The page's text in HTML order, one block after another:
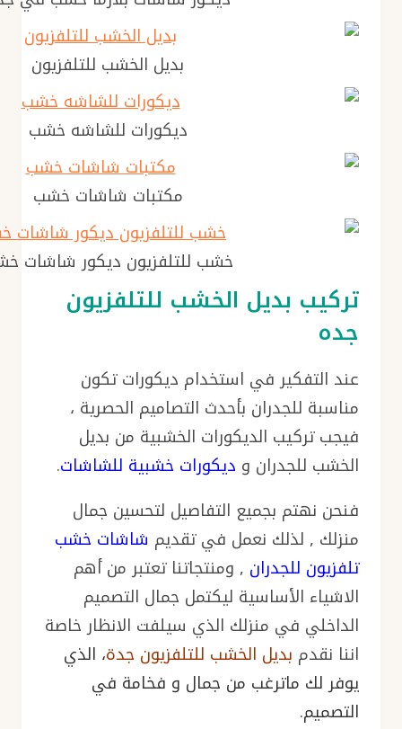
بديل الخشب للتلفزيون
ديكورات للشاشه خشب
مكتبات شاشات خشب
خشب للتلفزيون ديكور شاشات
تركيب بديل الخشب للتلفزيون
جده
عند التفكير في استخدام ديكورات تكون
مناسبة للجدران بأحدث التصاميم الحصرية ،
فيجب تركيب الديكورات الخشبية من بديل
الخشب للجدران و ديكورات خشبية للشاشات.
فنحن نهتم بجميع التفاصيل لتحسين جمال
منزلك , لذلك نعمل في تقديم شاشات خشب
تلفزيون للجدران , ومنتجاتنا تعتبر من أهم
الاشياء الأساسية ليكتمل جمال التصميم
الداخلي في منزلك الذي سيلفت الانظار خاصة
اننا نقدم بديل الخشب للتلفزيون جدة، الذي
يوفر لك ماترغب من جمال و فخامة في
التصميم.